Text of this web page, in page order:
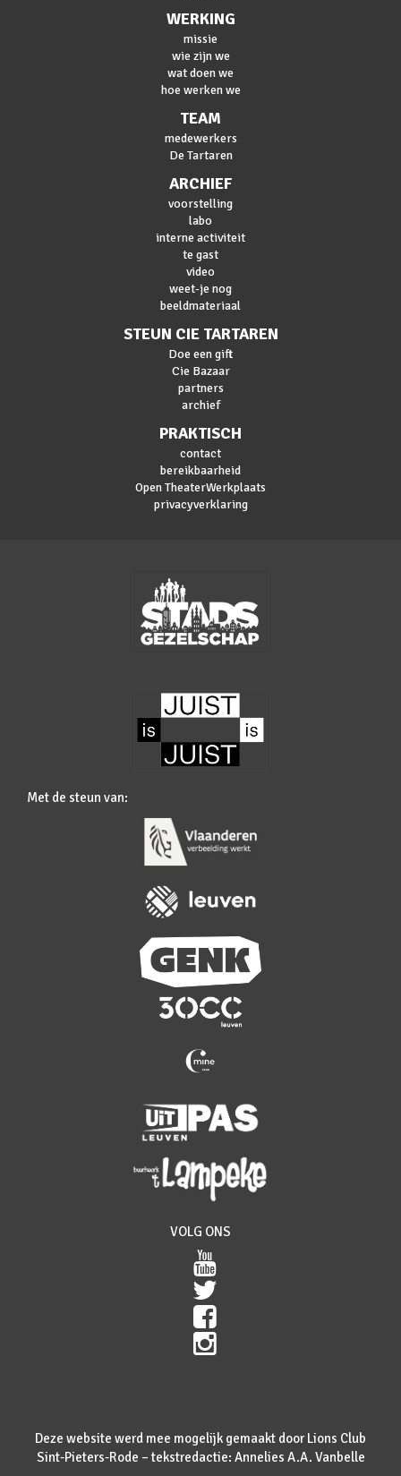
WERKING
missie
wie zijn we
wat doen we
hoe werken we
TEAM
medewerkers
De Tartaren
ARCHIEF
voorstelling
labo
interne activiteit
te gast
video
weet-je nog
beeldmateriaal
STEUN CIE TARTAREN
Doe een gift
Cie Bazaar
partners
archief
PRAKTISCH
contact
bereikbaarheid
Open TheaterWerkplaats
privacyverklaring
Met de steun van:
VOLG ONS
Deze website werd mee mogelijk gemaakt door Lions Club
Sint-Pieters-Rode – tekstredactie: Annelies A.A. Vanbelle